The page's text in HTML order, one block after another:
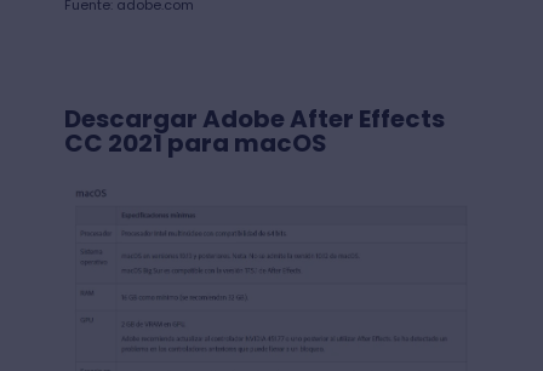
Fuente: adobe.com
Descargar Adobe After Effects
CC 2021 para macOS